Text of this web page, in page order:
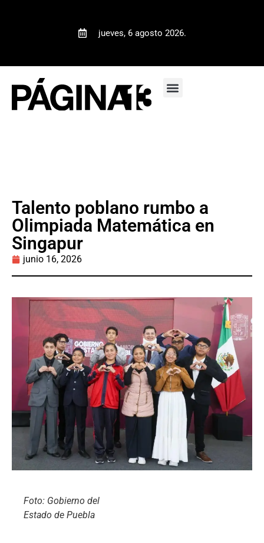
jueves, 6 agosto 2026.
Talento poblano rumbo a
Olimpiada Matemática en
Singapur
junio 16, 2026
Foto: Gobierno del
Estado de Puebla